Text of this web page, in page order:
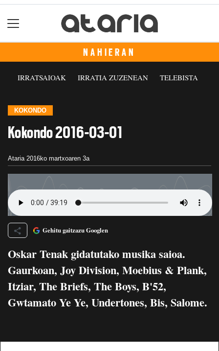
NAHIERAN
IRRATSAIOAK IRRATIA ZUZENEAN TELEBISTA
KOKONDO
Kokondo 2016-03-01
Ataria 2016ko martxoaren 3a
Gehitu gaitzazu Googlen
Oskar Tenak gidatutako musika saioa.
Gaurkoan, Joy Division, Moebius & Plank,
Itziar, The Briefs, The Boys, B'52,
Gwtamato Ye Ye, Undertones, Bis, Salome.